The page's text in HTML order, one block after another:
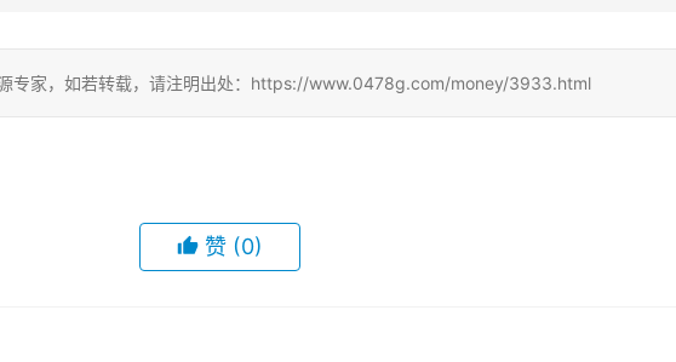
专家，如若转载，请注明出处：https://www.0478g.com/money/3933.html
赞 (0)